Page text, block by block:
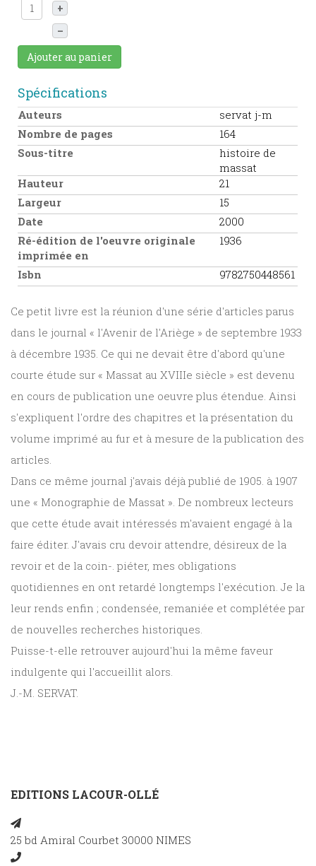
+
–
Ajouter au panier
Spécifications
Auteurs
servat j-m
Nombre de pages
164
Sous-titre
histoire de
massat
Hauteur
21
Largeur
15
Date
2000
Ré-édition de l'oeuvre originale
imprimée en
1936
Isbn 9782750448561
Ce petit livre est la réunion d'une série d'articles parus
dans le journal « l'Avenir de l'Ariège » de septembre 1933
à décembre 1935. Ce qui ne devait être d'abord qu'une
courte étude sur « Massat au XVIIIe siècle » est devenu
en cours de publication une oeuvre plus étendue. Ainsi
s'expliquent l'ordre des chapitres et la présentation du
volume imprimé au fur et à mesure de la publication des
articles.
Dans ce même journal j'avais déjà publié de 1905. à 1907
une « Monographie de Massat ». De nombreux lecteurs
que cette étude avait intéressés m'avaient engagé à la
faire éditer. J'avais cru devoir attendre, désireux de la
revoir et de la coin-. piéter, mes obligations
quotidiennes en ont retardé longtemps l'exécution. Je la
leur rends enfin ; condensée, remaniée et complétée par
de nouvelles recherches historiques.
Puisse-t-elle retrouver aujourd'hui la même faveur
indulgente qui l'accueillit alors.
J.-M. SERVAT.
EDITIONS LACOUR-OLLÉ
25 bd Amiral Courbet 30000 NIMES